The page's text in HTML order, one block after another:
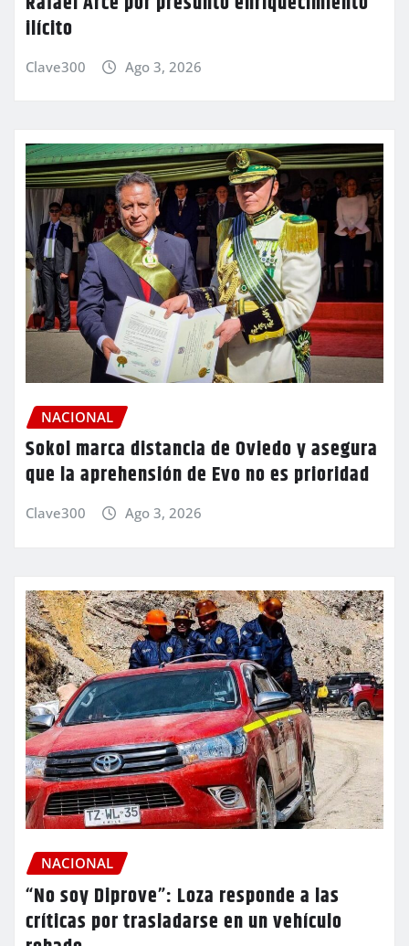
ilícito
Clave300 Ago 3, 2026
NACIONAL
Sokol marca distancia de Oviedo y asegura
que la aprehensión de Evo no es prioridad
Clave300 Ago 3, 2026
NACIONAL
“No soy Diprove”: Loza responde a las
críticas por trasladarse en un vehículo